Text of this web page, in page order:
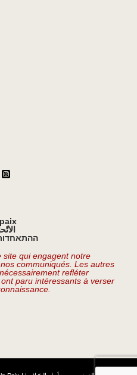
site qui engagent notre
communiqués. Les autres
refléter
paru intéressants à verser